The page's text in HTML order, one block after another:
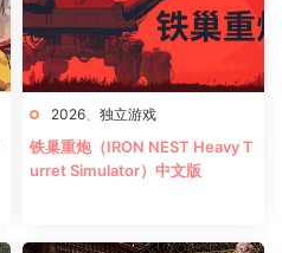
2026 独立游戏
铁巢重炮（IRON NEST Heavy T
urret Simulator）中文版